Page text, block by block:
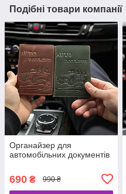
Подібні товари компанії
Органайзер для
автомобільних документів
690 ₴ 990 ₴